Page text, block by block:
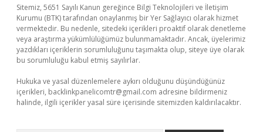
Sitemiz, 5651 Sayılı Kanun gereğince Bilgi Teknolojileri ve İletişim
Kurumu (BTK) tarafından onaylanmış bir Yer Sağlayıcı olarak hizmet
vermektedir. Bu nedenle, sitedeki içerikleri proaktif olarak denetleme
veya araştırma yükümlülüğümüz bulunmamaktadır. Ancak, üyelerimiz
yazdıkları içeriklerin sorumluluğunu taşımakta olup, siteye üye olarak
bu sorumluluğu kabul etmiş sayılırlar.
Hukuka ve yasal düzenlemelere aykırı olduğunu düşündüğünüz
içerikleri, backlinkpanelicomtr@gmail.com adresine bildirmeniz
halinde, ilgili içerikler yasal süre içerisinde sitemizden kaldırılacaktır.